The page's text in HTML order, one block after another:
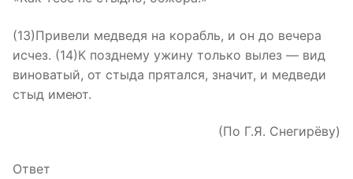
(13)Привели медведя на корабль, и он до вечера
исчез. (14)К позднему ужину только вылез — вид
виноватый, от стыда прятался, значит, и медведи
стыд имеют.
(По Г.Я. Снегирёву)
Ответ